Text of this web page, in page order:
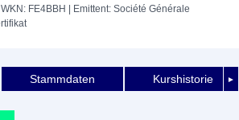
| WKN: FE4BBH
| Emittent: Société Générale
►
Stammdaten Kurshistorie